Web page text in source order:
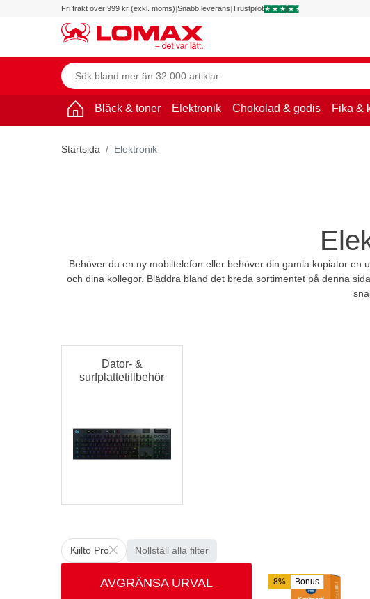
Fri frakt över 999 kr (exkl. moms)|Snabb leverans|Trustpilot
Bläck & toner Elektronik Chokolad & godis Fika &
Startsida Elektronik
Behöver du en ny mobiltelefon eller behöver din gamla kopiator
och dina kollegor. Bläddra bland det breda sortimentet på denna
Dator- &
surfplattetillbehör
Kiilto Pro Nollställ alla filter
AVGRÄNSA URVAL 8% Bonus